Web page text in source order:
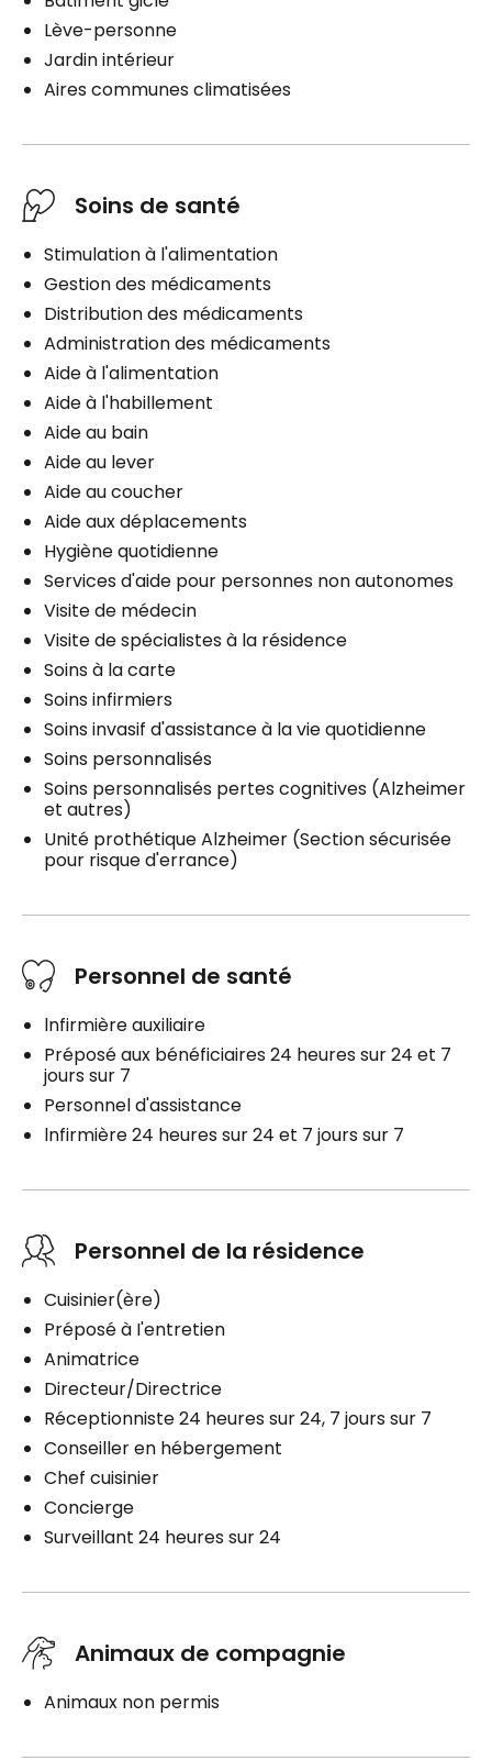
Lève-personne
Jardin intérieur
Aires communes climatisées
Soins de santé
Stimulation à l'alimentation
Gestion des médicaments
Distribution des médicaments
Administration des médicaments
Aide à l'alimentation
Aide à l'habillement
Aide au bain
Aide au lever
Aide au coucher
Aide aux déplacements
Hygiène quotidienne
Services d'aide pour personnes non autonomes
Visite de médecin
Visite de spécialistes à la résidence
Soins à la carte
Soins infirmiers
Soins invasif d'assistance à la vie quotidienne
Soins personnalisés
Soins personnalisés pertes cognitives (Alzheimer
et autres)
Unité prothétique Alzheimer (Section sécurisée
pour risque d'errance)
Personnel de santé
lnfirmière auxiliaire
Préposé aux bénéficiaires 24 heures sur 24 et 7
jours sur 7
Personnel d'assistance
lnfirmière 24 heures sur 24 et 7 jours sur 7
Personnel de la résidence
Cuisinier(ère)
Préposé à I'entretien
Animatrice
Directeur/Directrice
Réceptionniste 24 heures sur 24, 7 jours sur 7
Conseiller en hébergement
Chef cuisinier
Concierge
Surveillant 24 heures sur 24
Animaux de compagnie
Animaux non permis